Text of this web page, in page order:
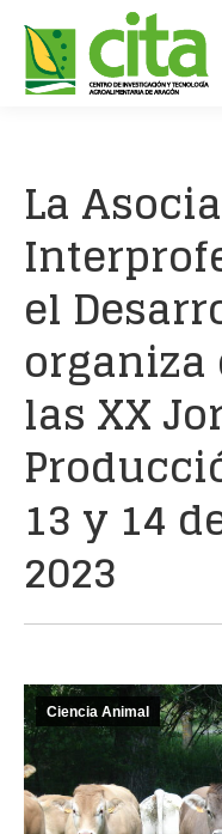
La
el
organiza
las XX
13 y 14
2023
Ciencia Animal